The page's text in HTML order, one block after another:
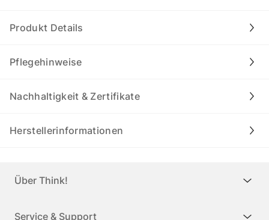
Produkt Details
Pflegehinweise
Nachhaltigkeit & Zertifikate
Herstellerinformationen
Über Think!
Service & Support